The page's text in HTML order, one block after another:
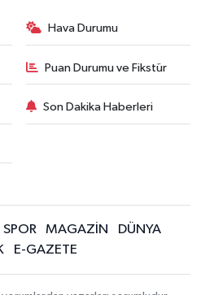
Hava Durumu
Puan Durumu ve Fikstür
Son Dakika Haberleri
SPOR MAGAZİN
DÜNYA
E-GAZETE